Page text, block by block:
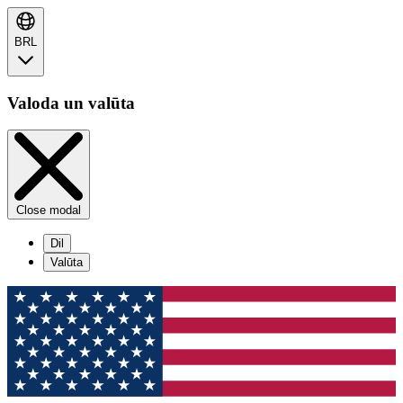
BRL
Valoda un valūta
Close modal
Dil
Valūta